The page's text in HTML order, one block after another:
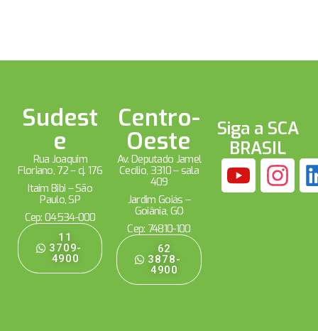
Sudest
e
Rua Joaquim
Floriano, 72 – cj. 176
Itaim Bibi – São
Paulo, SP
Cep: 04534-000
11
3709-
4900
Centro-
Oeste
Av. Deputado Jamel
Cecílio, 3310 – sala
409
Jardim Goiás –
Goiânia, GO
Cep: 74810-100
62
3878-
4900
Siga a SCA
BRASIL